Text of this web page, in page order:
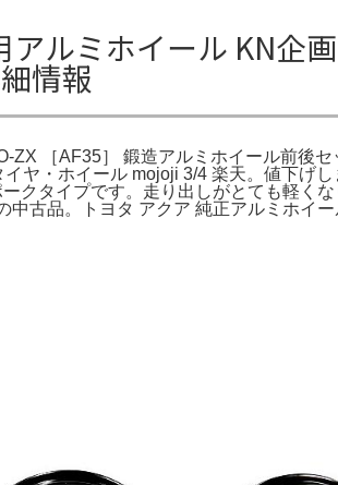
アルミホイール KN企
情報
ZX ［AF35］ 鍛造アルミホイール前後
イヤ・ホイール mojoji 3/4 楽天。値下
クタイプです。走り出しがとても軽く
中古品。トヨタ アクア 純正アルミホイ